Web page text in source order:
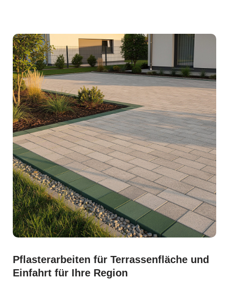
Pflasterarbeiten für Terrassenfläche und
Einfahrt für Ihre Region